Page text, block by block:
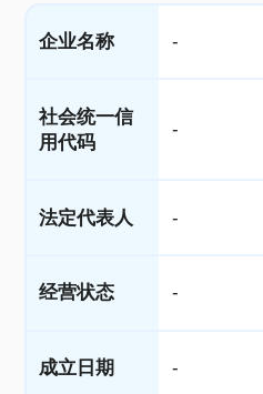
企业名称 -
社会统一信
用代码
-
法定代表人 -
经营状态 -
成立日期 -